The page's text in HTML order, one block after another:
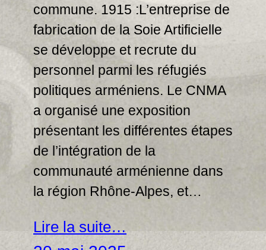
commune. 1915 :L’entreprise de
fabrication de la Soie Artificielle
se développe et recrute du
personnel parmi les réfugiés
politiques arméniens. Le CNMA
a organisé une exposition
présentant les différentes étapes
de l’intégration de la
communauté arménienne dans
la région Rhône-Alpes, et…
Lire la suite…